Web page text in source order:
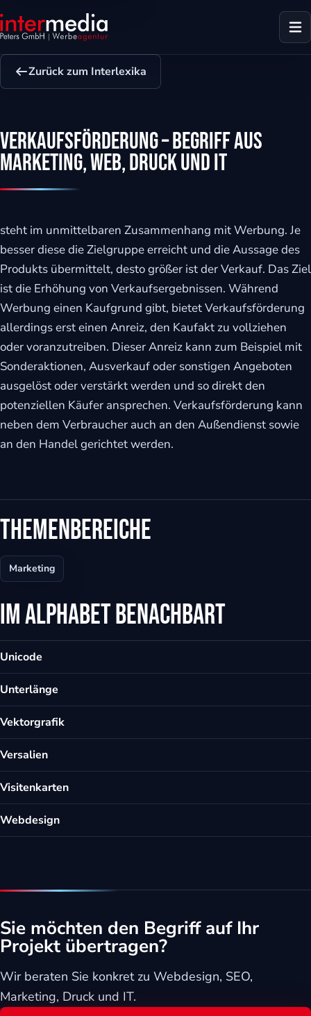
Zurück zum Interlexika
Verkaufsförderung – Begriff aus
Marketing, Web, Druck und IT
steht im unmittelbaren Zusammenhang mit Werbung. Je
besser diese die Zielgruppe erreicht und die Aussage des
Produkts übermittelt, desto größer ist der Verkauf. Das Ziel
ist die Erhöhung von Verkaufsergebnissen. Während
Werbung einen Kaufgrund gibt, bietet Verkaufsförderung
allerdings erst einen Anreiz, den Kaufakt zu vollziehen
oder voranzutreiben. Dieser Anreiz kann zum Beispiel mit
Sonderaktionen, Ausverkauf oder sonstigen Angeboten
ausgelöst oder verstärkt werden und so direkt den
potenziellen Käufer ansprechen. Verkaufsförderung kann
neben dem Verbraucher auch an den Außendienst sowie
an den Handel gerichtet werden.
Themenbereiche
Marketing
Im Alphabet benachbart
Unicode
Unterlänge
Vektorgrafik
Versalien
Visitenkarten
Webdesign
Sie möchten den Begriff auf Ihr
Projekt übertragen?
Wir beraten Sie konkret zu Webdesign, SEO,
Marketing, Druck und IT.